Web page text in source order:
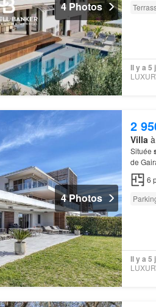
4 Photos
Il y a 5
4 Photos
2
Villa
Située
de
Nice
6
Il y a 5